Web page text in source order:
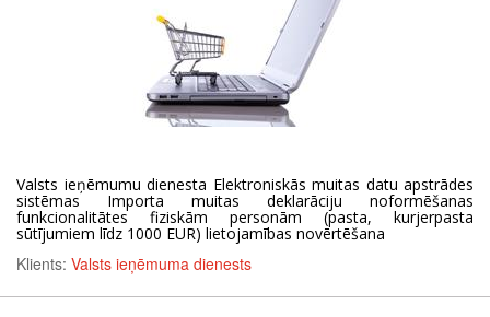
Valsts ieņēmumu dienesta Elektroniskās muitas datu apstrādes
sistēmas Importa muitas deklarāciju noformēšanas
funkcionalitātes fiziskām personām (pasta, kurjerpasta
sūtījumiem līdz 1000 EUR) lietojamības novērtēšana
Klients: Valsts ieņēmuma dienests